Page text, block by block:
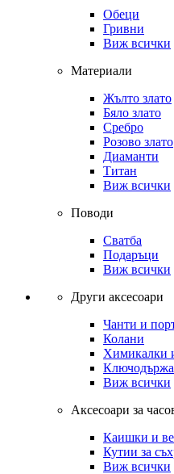
Обеци
Гривни
Виж всички
Материали
Жълто злато
Бяло злато
Сребро
Розово злато
Диаманти
Титан
Виж всички
Поводи
Сватба
Подаръци
Виж всички
Други аксесоари
Чанти и
Колани
Химикалки
Виж всички
Аксесоари за
Каишки и
Кутии за
Виж всички